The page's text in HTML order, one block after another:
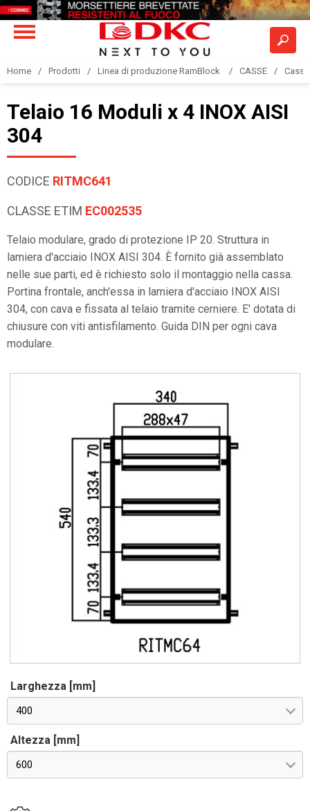
Home Prodotti Linea di produzione RamBlock CASSE
Telaio 16 Moduli x 4 INOX AISI
304
CODICE RITMC641
CLASSE ETIM EC002535
Telaio modulare, grado di protezione IP 20. Struttura in
lamiera d'acciaio INOX AISI 304. È fornito già assemblato
nelle sue parti, ed è richiesto solo il montaggio nella cassa.
Portina frontale, anch'essa in lamiera d'acciaio INOX AISI
304, con cava e fissata al telaio tramite cerniere. E' dotata di
chiusure con viti antisfilamento. Guida DIN per ogni cava
modulare.
Larghezza [mm]
400
Altezza [mm]
600